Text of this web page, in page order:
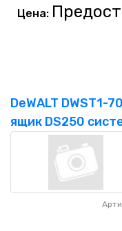
Цена:
DeWALT
ящик DS250